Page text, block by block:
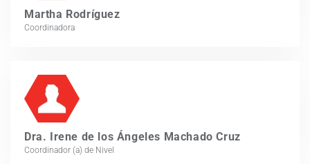
Martha Rodríguez
Coordinadora
Dra. Irene de los Ángeles Machado Cruz
Coordinador (a) de Nivel